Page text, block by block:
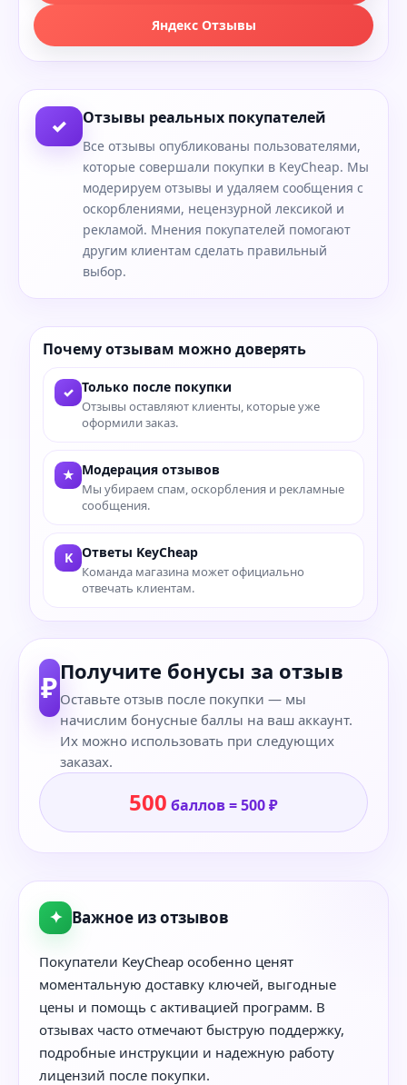
Яндекс Отзывы
✓ Отзывы реальных покупателей
Все отзывы опубликованы пользователями,
которые совершали покупки в KeyCheap. Мы
модерируем отзывы и удаляем сообщения с
оскорблениями, нецензурной лексикой и
рекламой. Мнения покупателей помогают
другим клиентам сделать правильный
выбор.
Почему отзывам можно доверять
✓ Только после покупки
Отзывы оставляют клиенты, которые уже
оформили заказ.
★ Модерация отзывов
Мы убираем спам, оскорбления и рекламные
сообщения.
K Ответы KeyCheap
Команда магазина может официально
отвечать клиентам.
₽Получите бонусы за отзыв
Оставьте отзыв после покупки — мы
начислим бонусные баллы на ваш аккаунт.
Их можно использовать при следующих
заказах.
500 баллов = 500 ₽
✦ Важное из отзывов
Покупатели KeyCheap особенно ценят
моментальную доставку ключей, выгодные
цены и помощь с активацией программ. В
отзывах часто отмечают быструю поддержку,
подробные инструкции и надежную работу
лицензий после покупки.